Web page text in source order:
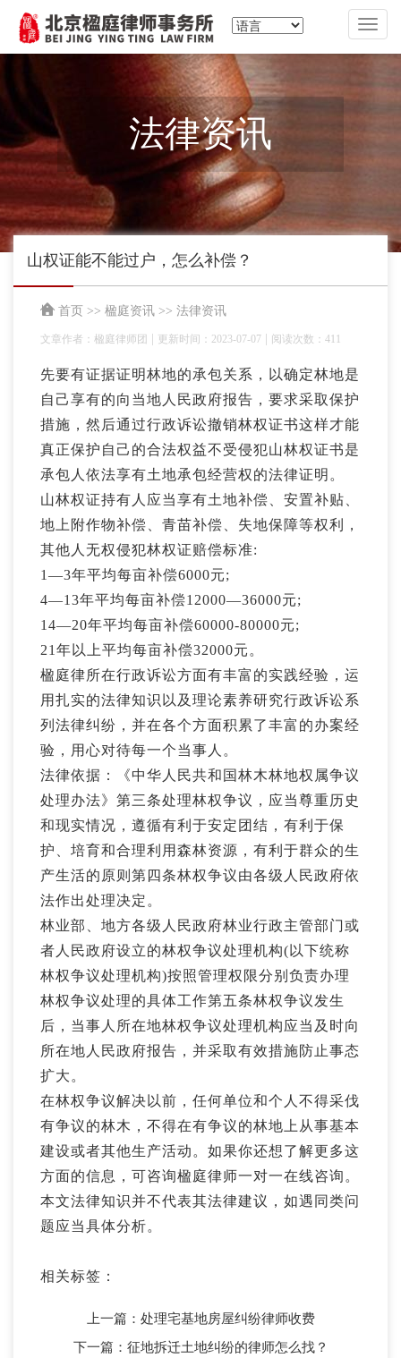
切
换
导
法律资讯
山权证能不能过户，怎么补偿？
首页 >> 楹庭资讯 >> 法律资讯
文章作者：楹庭律师团 更新时间：2023-07-07 阅读次数：411
先要有证据证明林地的承包关系，以确定林地是
自己享有的向当地人民政府报告，要求采取保护
措施，然后通过行政诉讼撤销林权证书这样才能
真正保护自己的合法权益不受侵犯山林权证书是
承包人依法享有土地承包经营权的法律证明。
山林权证持有人应当享有土地补偿、安置补贴、
地上附作物补偿、青苗补偿、失地保障等权利，
其他人无权侵犯林权证赔偿标准:
1—3年平均每亩补偿6000元;
4—13年平均每亩补偿12000—36000元;
14—20年平均每亩补偿60000-80000元;
21年以上平均每亩补偿32000元。
楹庭律所在行政诉讼方面有丰富的实践经验，运
用扎实的法律知识以及理论素养研究行政诉讼系
列法律纠纷，并在各个方面积累了丰富的办案经
验，用心对待每一个当事人。
法律依据：《中华人民共和国林木林地权属争议
处理办法》第三条处理林权争议，应当尊重历史
和现实情况，遵循有利于安定团结，有利于保
护、培育和合理利用森林资源，有利于群众的生
产生活的原则第四条林权争议由各级人民政府依
法作出处理决定。
林业部、地方各级人民政府林业行政主管部门或
者人民政府设立的林权争议处理机构(以下统称
林权争议处理机构)按照管理权限分别负责办理
林权争议处理的具体工作第五条林权争议发生
后，当事人所在地林权争议处理机构应当及时向
所在地人民政府报告，并采取有效措施防止事态
扩大。
在林权争议解决以前，任何单位和个人不得采伐
有争议的林木，不得在有争议的林地上从事基本
建设或者其他生产活动。如果你还想了解更多这
方面的信息，可咨询楹庭律师一对一在线咨询。
本文法律知识并不代表其法律建议，如遇同类问
题应当具体分析。
相关标签：
上一篇： 处理宅基地房屋纠纷律师收费
下一篇： 征地拆迁土地纠纷的律师怎么找？